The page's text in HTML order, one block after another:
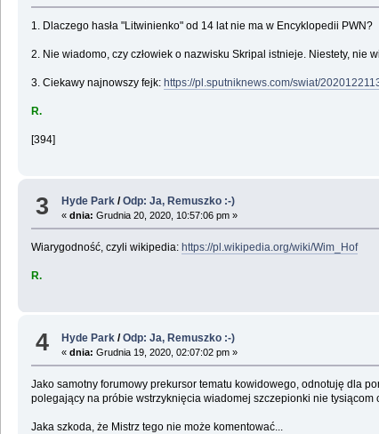
1. Dlaczego hasła "Litwinienko" od 14 lat nie ma w Encyklopedii PWN?
2. Nie wiadomo, czy człowiek o nazwisku Skripal istnieje. Niestety, nie
3. Ciekawy najnowszy fejk: https://pl.sputniknews.com/swiat/
R.
[394]
3 Hyde Park /Odp: Ja, Remuszko :-)
«dnia: Grudnia 20, 2020, 10:57:06 pm »
Wiarygodność, czyli wikipedia: https://pl.wikipedia.org/wiki/Wim_Hof
R.
4 Hyde Park /Odp: Ja, Remuszko :-)
«dnia: Grudnia 19, 2020, 02:07:02 pm »
Jako samotny forumowy prekursor tematu kowidowego, odnotuję dla
polegający na próbie wstrzyknięcia wiadomej szczepionki nie
Jaka szkoda, że Mistrz tego nie może komentować...